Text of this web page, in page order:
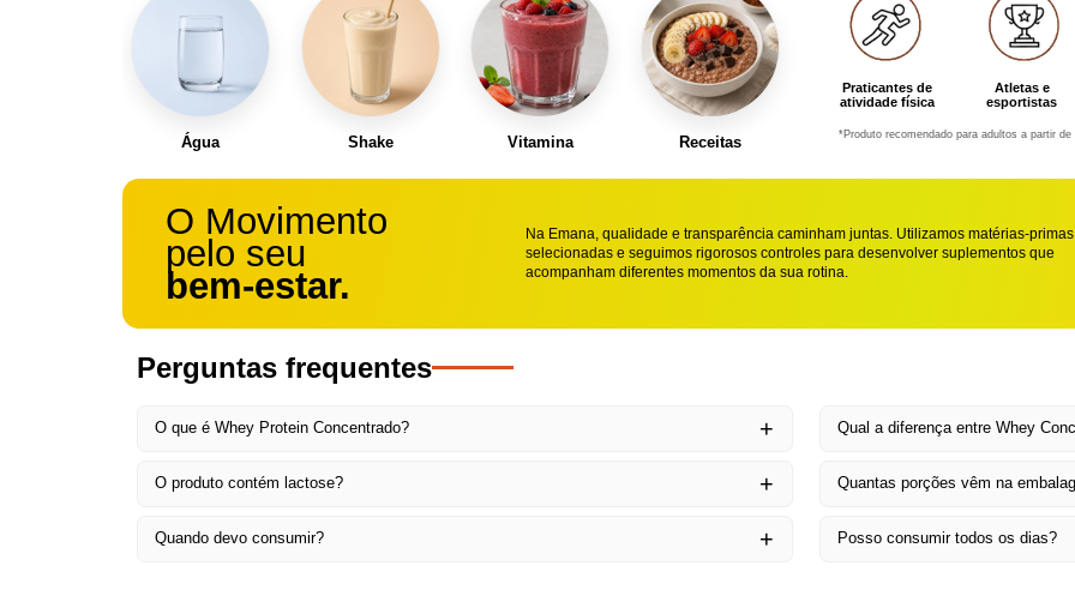
Água Shake Vitamina Receitas
Praticantes de
atividade física
Atletas e
esportistas
*Produto recomendado para adultos a partir
O Movimento
pelo seu
bem-estar.
Na Emana, qualidade e transparência caminham juntas. Utilizamos matérias-primas
selecionadas e seguimos rigorosos controles para desenvolver suplementos que
acompanham diferentes momentos da sua rotina.
Perguntas frequentes
O que é Whey Protein Concentrado? Qual a diferença entre Whey
O produto contém lactose? Quantas porções vêm na
Quando devo consumir? Posso consumir todos os dias?